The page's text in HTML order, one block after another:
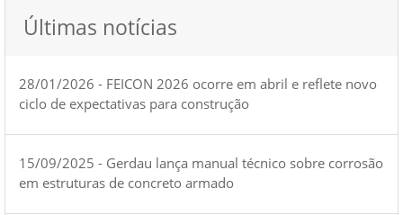
Últimas notícias
28/01/2026 - FEICON 2026 ocorre em abril e reflete novo
ciclo de expectativas para construção
15/09/2025 - Gerdau lança manual técnico sobre corrosão
em estruturas de concreto armado